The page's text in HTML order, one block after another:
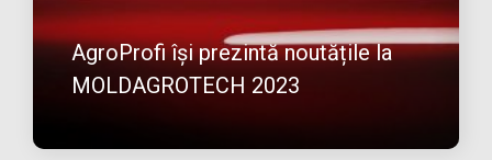
AgroProfi își prezintă noutățile la
MOLDAGROTECH 2023